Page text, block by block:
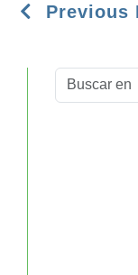
Previous